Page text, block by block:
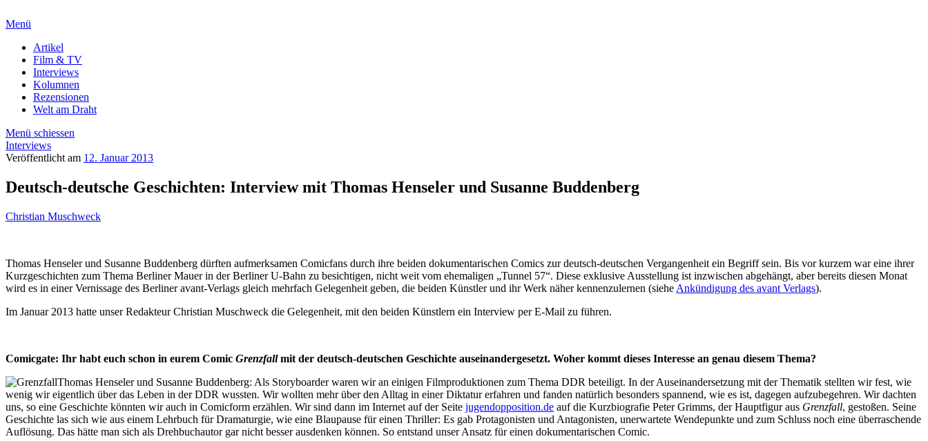
Menü
Artikel
Film & TV
Interviews
Kolumnen
Rezensionen
Welt am Draht
Menü schiessen
Interviews
Veröffentlicht am 12. Januar 2013
Deutsch-deutsche Geschichten: Interview mit Thomas Henseler und Susanne Buddenberg
Christian Muschweck
Thomas Henseler und Susanne Buddenberg dürften aufmerksamen Comicfans durch ihre beiden dokumentarischen Comics zur deutsch-deutschen Vergangenheit ein Begriff sein. Bis vor kurzem war eine ihrer
Kurzgeschichten zum Thema Berliner Mauer in der Berliner U-Bahn zu besichtigen, nicht weit vom ehemaligen „Tunnel 57“. Diese exklusive Ausstellung ist inzwischen abgehängt, aber bereits diesen Monat
wird es in einer Vernissage des Berliner avant-Verlags gleich mehrfach Gelegenheit geben, die beiden Künstler und ihr Werk näher kennenzulernen (siehe Ankündigung des avant Verlags).
Im Januar 2013 hatte unser Redakteur Christian Muschweck die Gelegenheit, mit den beiden Künstlern ein Interview per E-Mail zu führen.
Comicgate: Ihr habt euch schon in eurem Comic Grenzfallmit der deutsch-deutschen Geschichte auseinandergesetzt. Woher kommt dieses Interesse an genau diesem Thema?
Thomas Henseler und Susanne Buddenberg: Als Storyboarder waren wir an einigen Filmproduktionen zum Thema DDR beteiligt. In der Auseinandersetzung mit der Thematik stellten wir fest, wie
wenig wir eigentlich über das Leben in der DDR wussten. Wir wollten mehr über den Alltag in einer Diktatur erfahren und fanden natürlich besonders spannend, wie es ist, dagegen aufzubegehren. Wir dachten
uns, so eine Geschichte könnten wir auch in Comicform erzählen. Wir sind dann im Internet auf der Seite jugendopposition.de auf die Kurzbiografie Peter Grimms, der Hauptfigur aus Grenzfall, gestoßen. Seine
Geschichte las sich wie aus einem Lehrbuch für Dramaturgie, wie eine Blaupause für einen Thriller: Es gab Protagonisten und Antagonisten, unerwartete Wendepunkte und zum Schluss noch eine überraschende
Auflösung. Das hätte man sich als Drehbuchautor gar nicht besser ausdenken können. So entstand unser Ansatz für einen dokumentarischen Comic.